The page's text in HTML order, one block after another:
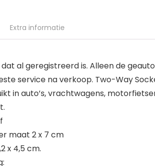
Extra informatie
dat al geregistreerd is. Alleen de
service na verkoop. Two-Way
in auto’s, vrachtwagens,
maat 2 x 7 cm
x 4,5 cm.